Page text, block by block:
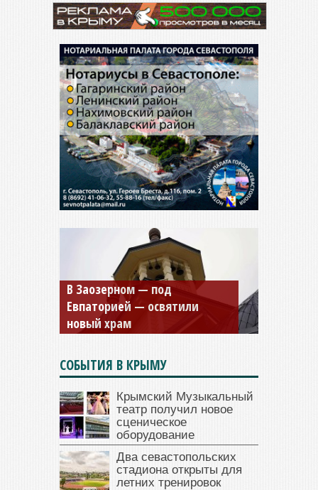
Мужской монастырь Косьмы
и Дамиана в Крыму вновь
открыт для посещения
СОБЫТИЯ В КРЫМУ
Крымский Музыкальный
театр получил новое
сценическое
оборудование
Два севастопольских
стадиона открыты для
летних тренировок